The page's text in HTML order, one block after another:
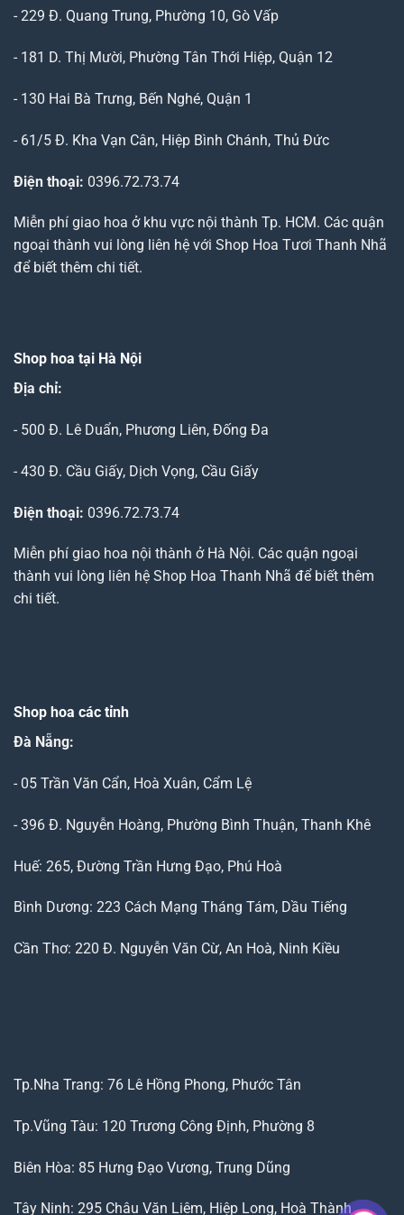
- 229 Đ. Quang Trung, Phường 10, Gò Vấp
- 181 D. Thị Mười, Phường Tân Thới Hiệp, Quận 12
- 130 Hai Bà Trưng, Bến Nghé, Quận 1
- 61/5 Đ. Kha Vạn Cân, Hiệp Bình Chánh, Thủ Đức
Điện thoại: 0396.72.73.74
Miễn phí giao hoa ở khu vực nội thành Tp. HCM. Các quận
ngoại thành vui lòng liên hệ với Shop Hoa Tươi Thanh Nhã
để biết thêm chi tiết.
Shop hoa tại Hà Nội
Địa chỉ:
- 500 Đ. Lê Duẩn, Phương Liên, Đống Đa
- 430 Đ. Cầu Giấy, Dịch Vọng, Cầu Giấy
Điện thoại: 0396.72.73.74
Miễn phí giao hoa nội thành ở Hà Nội. Các quận ngoại
thành vui lòng liên hệ Shop Hoa Thanh Nhã để biết thêm
chi tiết.
Shop hoa các tỉnh
Đà Nẵng:
- 05 Trần Văn Cẩn, Hoà Xuân, Cẩm Lệ
- 396 Đ. Nguyễn Hoàng, Phường Bình Thuận, Thanh Khê
Huế: 265, Đường Trần Hưng Đạo, Phú Hoà
Bình Dương: 223 Cách Mạng Tháng Tám, Dầu Tiếng
Cần Thơ: 220 Đ. Nguyễn Văn Cừ, An Hoà, Ninh Kiều
Tp.Nha Trang: 76 Lê Hồng Phong, Phước Tân
Tp.Vũng Tàu: 120 Trương Công Định, Phường 8
Biên Hòa: 85 Hưng Đạo Vương, Trung Dũng
Tây Ninh: 295 Châu Văn Liêm, Hiệp Long, Hoà Thành